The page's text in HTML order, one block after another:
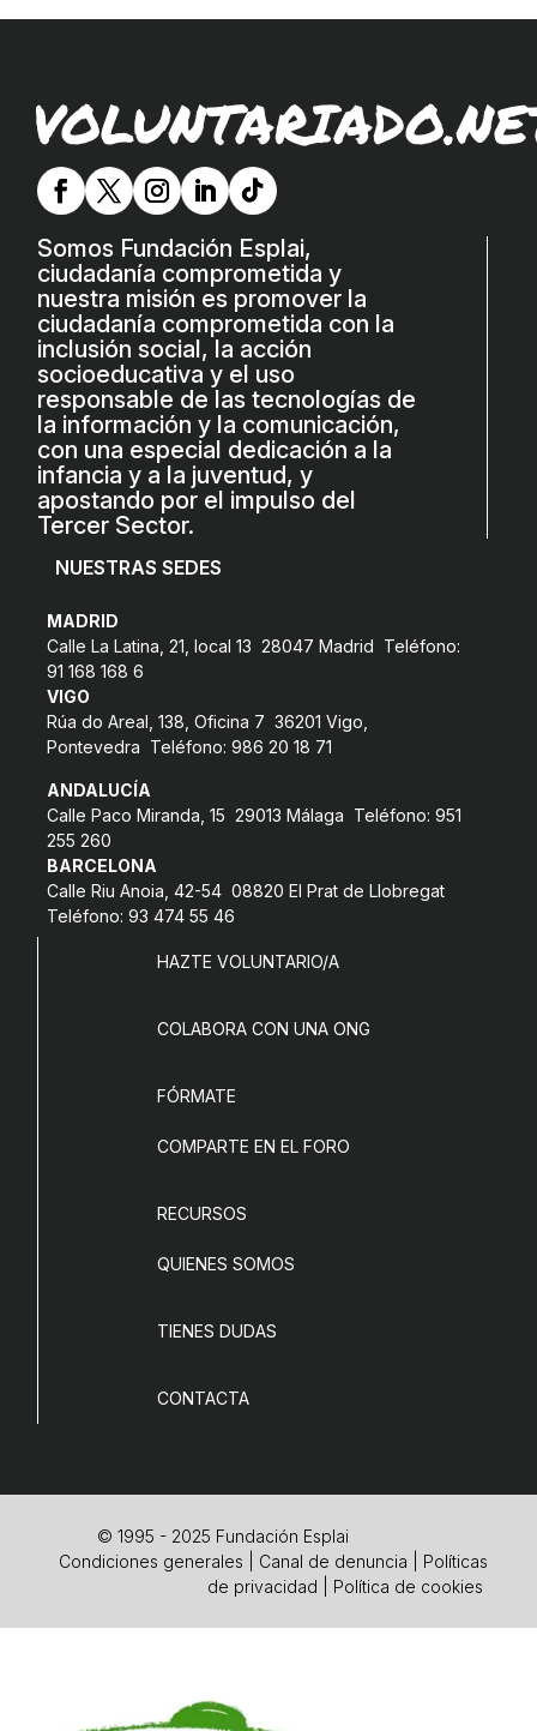
Somos Fundación Esplai,
ciudadanía comprometida y
nuestra misión es promover la
ciudadanía comprometida con la
inclusión social, la acción
socioeducativa y el uso
responsable de las tecnologías de
la información y la comunicación,
con una especial dedicación a la
infancia y a la juventud, y
apostando por el impulso del
Tercer Sector.
NUESTRAS SEDES
MADRID
Calle La Latina, 21, local 13 28047 Madrid Teléfono:
91 168 168 6
VIGO
Rúa do Areal, 138, Oficina 7 36201 Vigo,
Pontevedra Teléfono: 986 20 18 71
ANDALUCÍA
Calle Paco Miranda, 15 29013 Málaga Teléfono: 951
255 260
BARCELONA
Calle Riu Anoia, 42-54 08820 El Prat de Llobregat
Teléfono: 93 474 55 46
HAZTE VOLUNTARIO/A
COLABORA CON UNA ONG
FÓRMATE
COMPARTE EN EL FORO
RECURSOS
QUIENES SOMOS
TIENES DUDAS
CONTACTA
© 1995 - 2025 Fundación Esplai
Condiciones generales
Canal de denuncia
Políticas
de privacidad
Política de cookies
COL·LABORA
Fes voluntariat
Fes un donatiu
Treballa amb nosaltres